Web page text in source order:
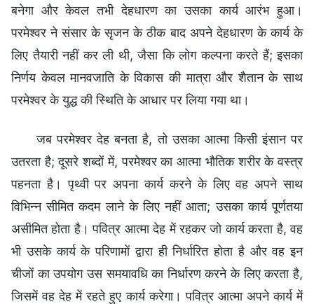
बनेगा और केवल तभी देहधारण का उसका कार्य आरंभ हुआ।
परमेश्वर ने संसार के सृजन के ठीक बाद अपने देहधारण के कार्य के
लिए तैयारी नहीं कर ली थी, जैसा कि लोग कल्पना करते हैं; इसका
निर्णय केवल मानवजाति के विकास की मात्रा और शैतान के साथ
परमेश्वर के युद्ध की स्थिति के आधार पर लिया गया था।
जब परमेश्वर देह बनता है, तो उसका आत्मा किसी इंसान पर
उतरता है; दूसरे शब्दों में, परमेश्वर का आत्मा भौतिक शरीर के वस्त्र
पहनता है। पृथ्वी पर अपना कार्य करने के लिए वह अपने साथ
विभिन्न सीमित कदम लाने के लिए नहीं आता; उसका कार्य पूर्णतया
असीमित होता है। पवित्र आत्मा देह में रहकर जो कार्य करता है, वह
भी उसके कार्य के परिणामों द्वारा ही निर्धारित होता है और वह इन
चीजों का उपयोग उस समयावधि का निर्धारण करने के लिए करता है,
जिसमें वह देह में रहते हुए कार्य करेगा। पवित्र आत्मा अपने कार्य में